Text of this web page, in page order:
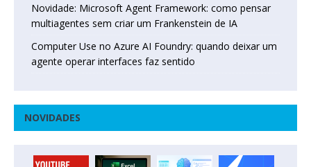
Novidade: Microsoft Agent Framework: como pensar
multiagentes sem criar um Frankenstein de IA
Computer Use no Azure AI Foundry: quando deixar um
agente operar interfaces faz sentido
NOVIDADES